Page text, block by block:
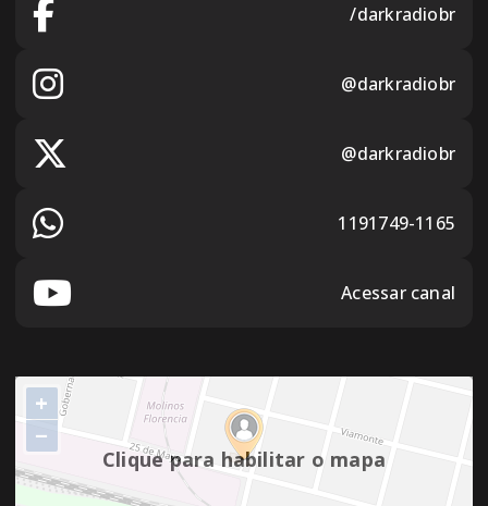
/darkradiobr
@darkradiobr
@darkradiobr
1191749-1165
Acessar canal
Clique para habilitar o mapa
+
−